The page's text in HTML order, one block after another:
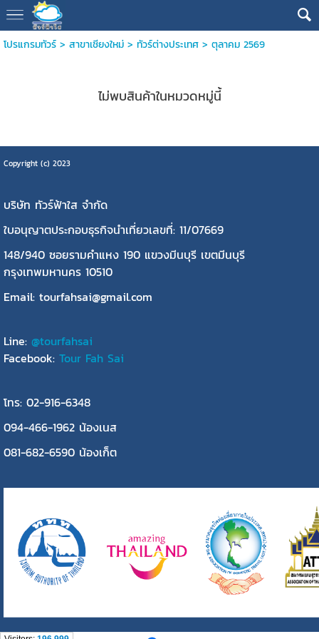
โปรแกรมทัวร์> สาขาเชียงใหม่> ทัวร์ต่างประเทศ> ตุลาคม 2569
ไม่พบสินค้าในหมวดหมู่นี้
Copyright (c) 2023
บริษัท ทัวร์ฟ้าใส จำกัด
ใบอนุญาตประกอบธุรกิจนำเที่ยวเลขที่: 11/07669
148/940 ซอยรามคำแหง 190 แขวงมีนบุรี เขตมีนบุรี
กรุงเทพมหานคร 10510
Email: tourfahsai@gmail.com
Line: @tourfahsai
Facebook: Tour Fah Sai
โทร: 02-916-6348
094-466-1962 น้องเนส
081-682-6590 น้องเก็ต